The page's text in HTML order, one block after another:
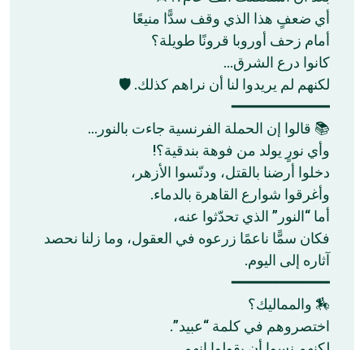
أي ضعفٍ هذا الذي وقف سدًّا منيعًا
أمام زحف أوروبا قرونًا طويلة؟
كانوا درع الشرق…
لكنهم لم يريدوا لنا أن نراهم كذلك. 🛡️
━━━━━━━━━━━
📚 قالوا إن الحملة الفرنسية جاءت بالنور…
وأي نورٍ يولد من فوهة بندقية؟!
دخلوا أرضنا بالقتل، ودنّسوا الأزهر،
وأغرقوا شوارع القاهرة بالدماء.
أما “النور” الذي تحدّثوا عنه،
فكان سمًّا ناعمًا زرعوه في العقول، وما زلنا نحصد
آثاره إلى اليوم.
━━━━━━━━━━━
🏇 والمماليك؟
اختصروهم في كلمة “عبيد”.